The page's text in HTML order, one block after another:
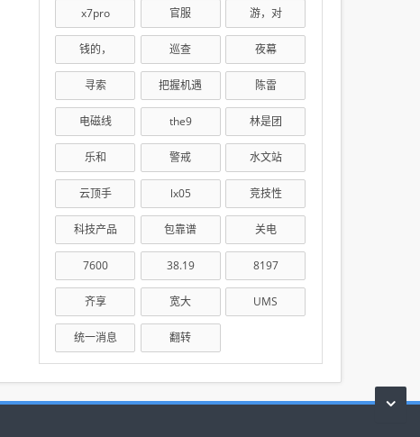
x7pro 官服 游，对
钱的， 巡查 夜幕
寻索 把握机遇 陈雷
电磁线 the9 林是团
乐和 警戒 水文站
云顶手 lx05 竞技性
科技产品 包靠谱 关电
7600 38.19 8197
齐享 宽大 UMS
统一消息 翻转